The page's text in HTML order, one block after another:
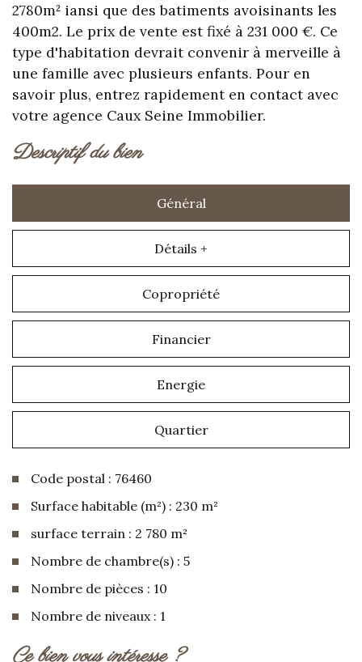
2780m² iansi que des batiments avoisinants les
400m2. Le prix de vente est fixé à 231 000 €. Ce
type d'habitation devrait convenir à merveille à
une famille avec plusieurs enfants. Pour en
savoir plus, entrez rapidement en contact avec
votre agence Caux Seine Immobilier.
descriptif du bien
Général
Détails +
Copropriété
Financier
Energie
Quartier
Code postal : 76460
Surface habitable (m²) : 230 m²
surface terrain : 2 780 m²
Nombre de chambre(s) : 5
Nombre de pièces : 10
Nombre de niveaux : 1
la ville de cailleville (76460)
ce bien vous intéresse ?